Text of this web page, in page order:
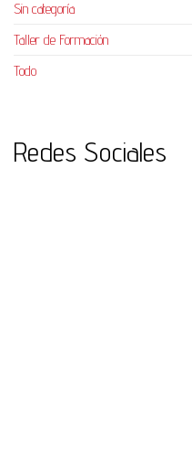
Sin categoría
Taller de Formación
Todo
Redes Sociales